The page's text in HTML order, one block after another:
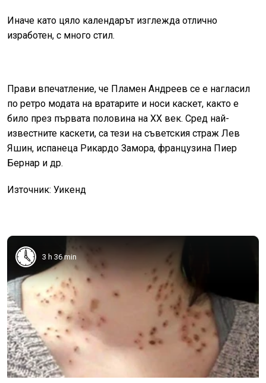
Иначе като цяло календарът изглежда отлично
изработен, с много стил.
Прави впечатление, че Пламен Андреев се е нагласил
по ретро модата на вратарите и носи каскет, както е
било през първата половина на ХХ век. Сред най-
известните каскети, са тези на съветския страж Лев
Яшин, испанеца Рикардо Замора, французина Пиер
Бернар и др.
Източник: Уикенд
3 h 36 min